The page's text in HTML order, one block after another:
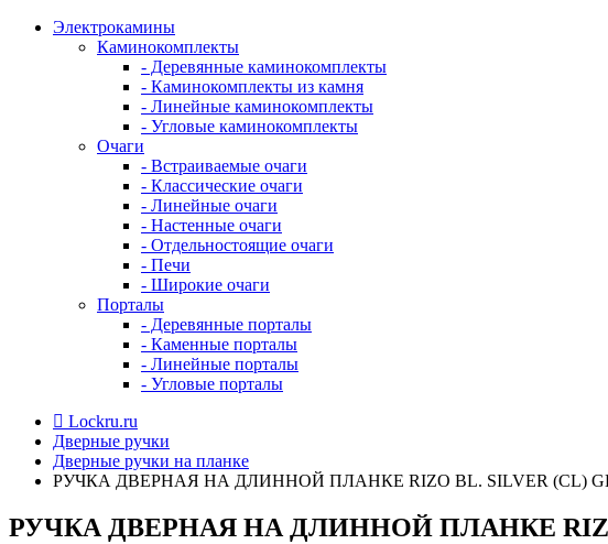
Электрокамины
Каминокомплекты
- Деревянные каминокомплекты
- Каминокомплекты из камня
- Линейные каминокомплекты
- Угловые каминокомплекты
Очаги
- Встраиваемые очаги
- Классические очаги
- Линейные очаги
- Настенные очаги
- Отдельностоящие очаги
- Печи
- Широкие очаги
Порталы
- Деревянные порталы
- Каменные порталы
- Линейные порталы
- Угловые порталы
Lockru.ru
Дверные ручки
Дверные ручки на планке
РУЧКА ДВЕРНАЯ НА ДЛИННОЙ ПЛАНКЕ RIZO BL. SILVER (CL)
РУЧКА ДВЕРНАЯ НА ДЛИННОЙ ПЛАНКЕ RIZO